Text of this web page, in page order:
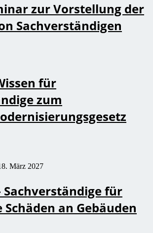
zur Vorstellung der
Sachverständigen
für
zum
März 2027
Sachverständige für
an Gebäuden